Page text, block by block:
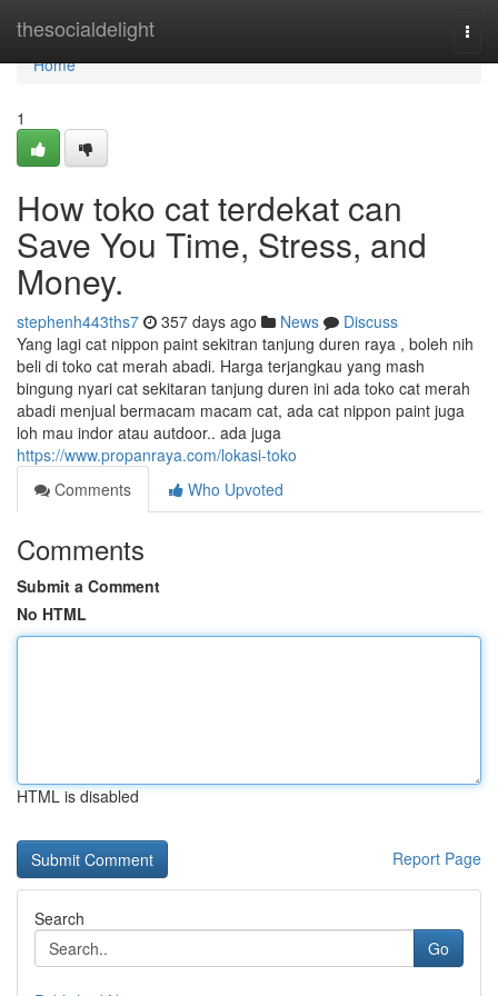
thesocialdelight
Home
Home
1
How toko cat terdekat can
Save You Time, Stress, and
Money.
stephenh443ths7 357 days ago News
Discuss
Yang lagi cat nippon paint sekitran tanjung duren raya , boleh nih
beli di toko cat merah abadi. Harga terjangkau yang mash
bingung nyari cat sekitaran tanjung duren ini ada toko cat merah
abadi menjual bermacam macam cat, ada cat nippon paint juga
loh mau indor atau autdoor.. ada juga
https://www.propanraya.com/lokasi-toko
Comments
Who Upvoted
Comments
Submit a Comment
No HTML
HTML is disabled
Report Page
Search
Go